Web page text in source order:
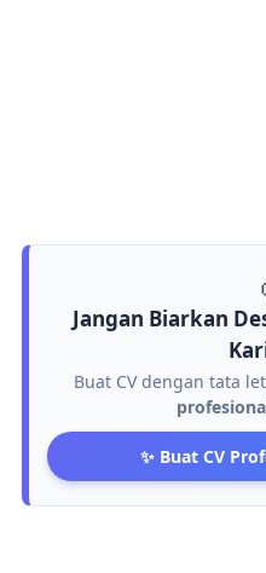
Jangan Biarkan
Buat CV dengan tata
✨ Buat CV